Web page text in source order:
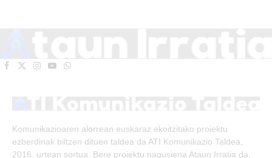
Facebook
X
Instagram
YouTubeWhatsApp
Komunikazioaren alorrean euskaraz ekoitzitako proiektu
ezberdinak biltzen dituen taldea da ATI Komunikazio Taldea,
2016. urtean sortua. Bere proiektu nagusiena Ataun Irratia da,